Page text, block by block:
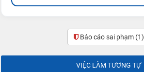
Báo cáo sai phạm (1)
VIỆC LÀM TƯƠNG TỰ